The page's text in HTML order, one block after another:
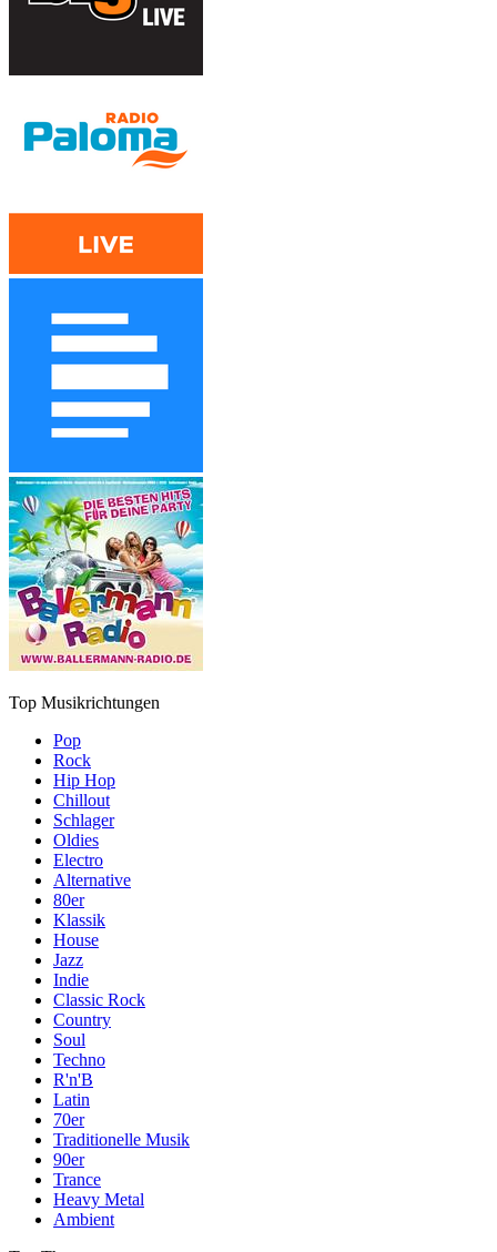
Top Musikrichtungen
Pop
Rock
Hip Hop
Chillout
Schlager
Oldies
Electro
Alternative
80er
Klassik
House
Jazz
Indie
Classic Rock
Country
Soul
Techno
R'n'B
Latin
70er
Traditionelle Musik
90er
Trance
Heavy Metal
Ambient